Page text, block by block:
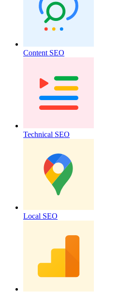
Content SEO
Technical SEO
Local SEO